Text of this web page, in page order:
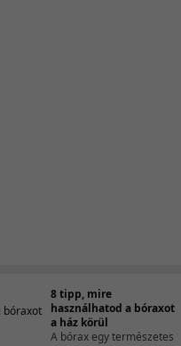
8 tipp, mire
használhatod a bóraxot
a ház körül
A bórax egy természetes